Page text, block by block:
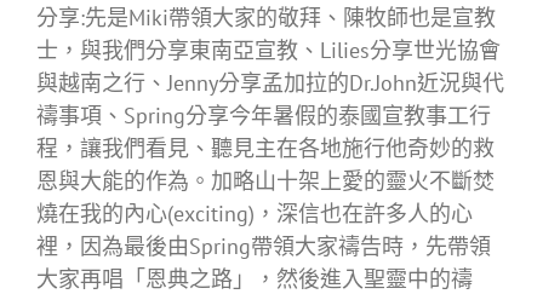
分享:先是Miki帶領大家的敬拜、陳牧師也是宣教
士，與我們分享東南亞宣教、Lilies分享世光協會
與越南之行、Jenny分享孟加拉的Dr.John近況與代
禱事項、Spring分享今年暑假的泰國宣教事工行
程，讓我們看見、聽見主在各地施行他奇妙的救
恩與大能的作為。加略山十架上愛的靈火不斷焚
燒在我的內心(exciting)，深信也在許多人的心
裡，因為最後由Spring帶領大家禱告時，先帶領
大家再唱「恩典之路」，然後進入聖靈中的禱